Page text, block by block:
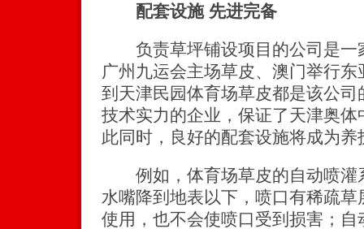
配套设施 先进完备
负责草坪铺设项目的公司是一
广州九运会主场草皮、澳门举行
到天津民园体育场草皮都是该公
技术实力的企业，保证了天津奥
此同时，良好的配套设施将成为
例如，体育场草皮的自动喷灌
水嘴降到地表以下，喷口有稀疏
使用，也不会使喷口受到损害；